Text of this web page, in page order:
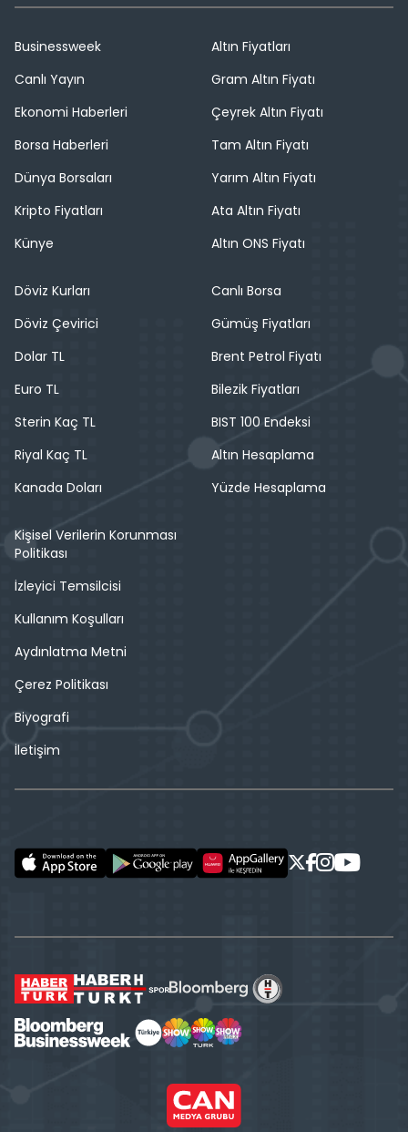
Businessweek
Canlı Yayın
Ekonomi Haberleri
Borsa Haberleri
Dünya Borsaları
Kripto Fiyatları
Künye
Altın Fiyatları
Gram Altın Fiyatı
Çeyrek Altın Fiyatı
Tam Altın Fiyatı
Yarım Altın Fiyatı
Ata Altın Fiyatı
Altın ONS Fiyatı
Döviz Kurları
Döviz Çevirici
Dolar TL
Euro TL
Sterin Kaç TL
Riyal Kaç TL
Kanada Doları
Canlı Borsa
Gümüş Fiyatları
Brent Petrol Fiyatı
Bilezik Fiyatları
BIST 100 Endeksi
Altın Hesaplama
Yüzde Hesaplama
Kişisel Verilerin Korunması
Politikası
İzleyici Temsilcisi
Kullanım Koşulları
Aydınlatma Metni
Çerez Politikası
Biyografi
İletişim